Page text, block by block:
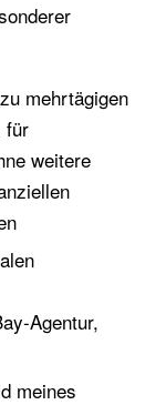
mehrtägigen
für
weitere
Agentur,
meines